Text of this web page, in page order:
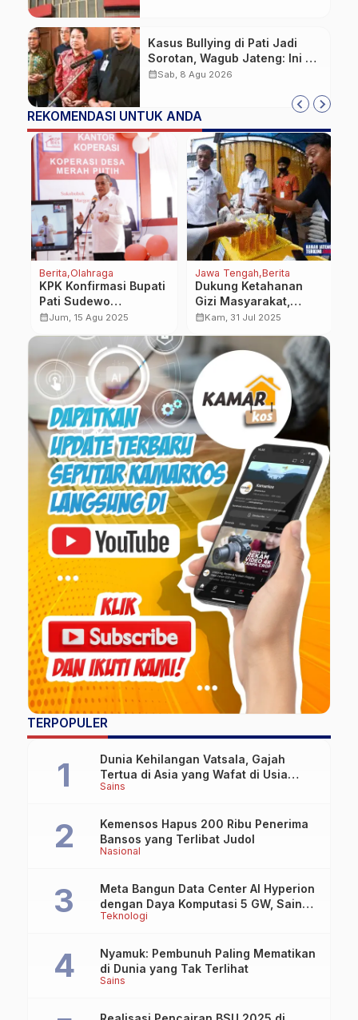
Kasus Bullying di Pati Jadi
Sorotan, Wagub Jateng: Ini PR
Bersama
calendar_monthSab, 8 Agu 2026
REKOMENDASI UNTUK ANDA
Berita Olahraga
KPK Konfirmasi Bupati
Pati Sudewo
Kembalikan Uang
Hapus Pidana
calendar_monthJum, 15 Agu 2025
Jawa Tengah Berita
Dukung Ketahanan
Gizi Masyarakat,
Pemprov Galakkan
Murah
calendar_monthKam, 31 Jul 2025
TERPOPULER
Sains
Dunia Kehilangan Vatsala, Gajah
Tertua di Asia yang Wafat di Usia
Lebih dari 100 Tahun
Nasional
Kemensos Hapus 200 Ribu Penerima
Bansos yang Terlibat Judol
Teknologi
Meta Bangun Data Center AI Hyperion
dengan Daya Komputasi 5 GW, Saingi
OpenAI dan Google
Sains
Nyamuk: Pembunuh Paling Mematikan
di Dunia yang Tak Terlihat